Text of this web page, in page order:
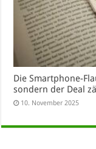
Die Smartphone-
sondern der Deal
10. November 2025